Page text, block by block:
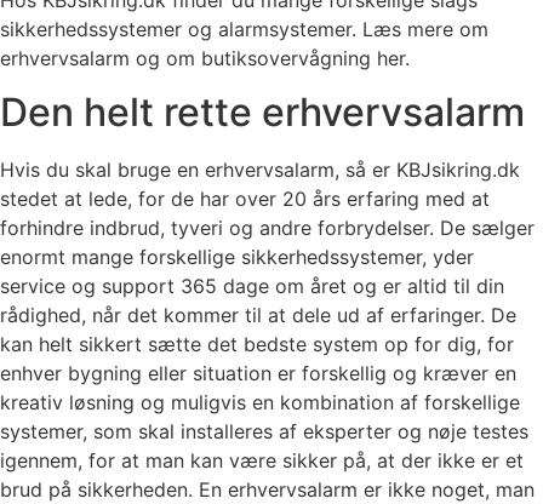
sikkerhedssystemer og alarmsystemer. Læs mere om
erhvervsalarm og om butiksovervågning her.
Den helt rette erhvervsalarm
Hvis du skal bruge en erhvervsalarm, så er KBJsikring.dk
stedet at lede, for de har over 20 års erfaring med at
forhindre indbrud, tyveri og andre forbrydelser. De sælger
enormt mange forskellige sikkerhedssystemer, yder
service og support 365 dage om året og er altid til din
rådighed, når det kommer til at dele ud af erfaringer. De
kan helt sikkert sætte det bedste system op for dig, for
enhver bygning eller situation er forskellig og kræver en
kreativ løsning og muligvis en kombination af forskellige
systemer, som skal installeres af eksperter og nøje testes
igennem, for at man kan være sikker på, at der ikke er et
brud på sikkerheden. En erhvervsalarm er ikke noget, man